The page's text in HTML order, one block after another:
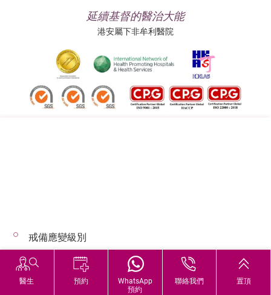
醫生 預約
WhatsApp
預約
聯絡我們 置頂
延續基督的醫治大能
港安屬下非牟利醫院
© 2026 版權所有 © 港安醫療 保留一切權利
戒備應變級別
惡劣天氣下的診症安排